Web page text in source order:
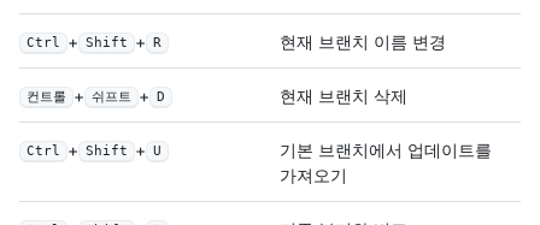
Ctrl + Shift + R 현재 브랜치 이름 변경
컨트롤 + 쉬프트 + D 현재 브랜치 삭제
Ctrl + Shift + U
기본 브랜치에서 업데이트를
가져오기